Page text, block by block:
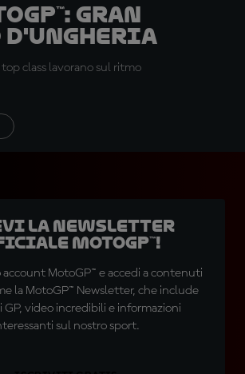
Gran
d'Ungheria
class lavorano sul ritmo
la newsletter
MotoGP™!
account MotoGP™ e accedi a contenuti
la MotoGP™ Newsletter, che include
GP, video incredibili e informazioni
sul nostro sport.